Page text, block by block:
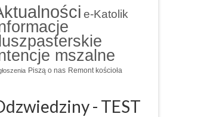
e-Katolik
mszalne
Piszą o nas Remont kościoła
- TEST